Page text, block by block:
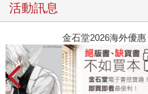
活動訊息
金石堂2026海外優惠：電子書